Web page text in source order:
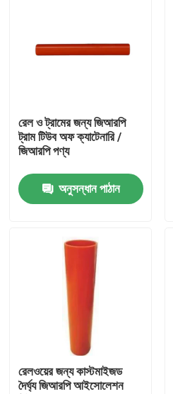
আমাদের সম্পর্কে
কারখানা ভ্রমণ
গুণমান নিয়ন্ত্রণ
আমাদের সাথে যোগাযোগ
উদ্ধৃতির জন্য আবেদন
রেলওয়ে ইনসুলেটর
রেল ও ট্রামের জন্য জিআরপি
ট্রাম টিউব অফ ক্যাটেনারি /
জিআরপি পণ্য
অনুসন্ধান পাঠান
রেলওয়ের জন্য কাস্টমাইজড
দৈর্ঘ্য জিআরপি আইসোলেশন